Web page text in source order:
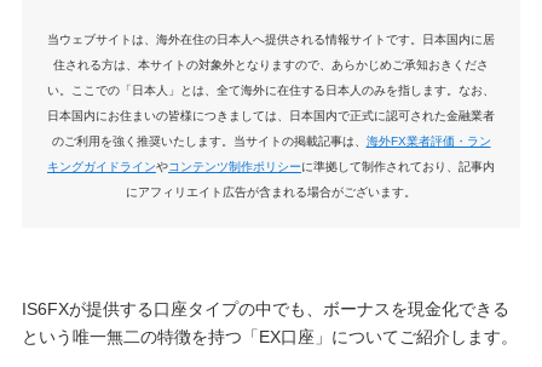
当ウェブサイトは、海外在住の日本人へ提供される情報サイトです。日本国内に居
住される方は、本サイトの対象外となりますので、あらかじめご承知おきくださ
い。ここでの「日本人」とは、全て海外に在住する日本人のみを指します。なお、
日本国内にお住まいの皆様につきましては、日本国内で正式に認可された金融業者
のご利用を強く推奨いたします。当サイトの掲載記事は、 海外FX業者評価・ラン
キングガイドラインやコンテンツ制作ポリシーに準拠して制作されており、記事内
にアフィリエイト広告が含まれる場合がございます。
IS6FXが提供する口座タイプの中でも、ボーナスを現金化できる
という唯一無二の特徴を持つ「EX口座」についてご紹介します。